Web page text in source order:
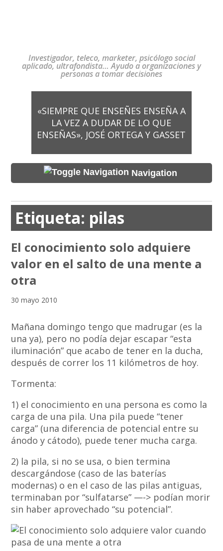
Investigador, teleco, marketer, psicólogo social
aplicado, ultrafondista… Ayudo a organizaciones y
personas a tomar decisiones
«SIEMPRE QUE ENSEÑES ENSEÑA A
LA VEZ A DUDAR DE LO QUE
ENSEÑAS», JOSÉ ORTEGA Y GASSET
Navigation
Etiqueta: pilas
El conocimiento solo adquiere
valor en el salto de una mente a
otra
30 mayo 2010
Mañana domingo tengo que madrugar (es la
una ya), pero no podía dejar escapar “esta
iluminación” que acabo de tener en la ducha,
después de correr los 11 kilómetros de hoy.
Tormenta:
1) el conocimiento en una persona es como la
carga de una pila. Una pila puede “tener
carga” (una diferencia de potencial entre su
ánodo y cátodo), puede tener mucha carga.
2) la pila, si no se usa, o bien termina
descargándose (caso de las baterías
modernas) o en el caso de las pilas antiguas,
terminaban por “sulfatarse” —-> podían morir
sin haber aprovechado “su potencial”.